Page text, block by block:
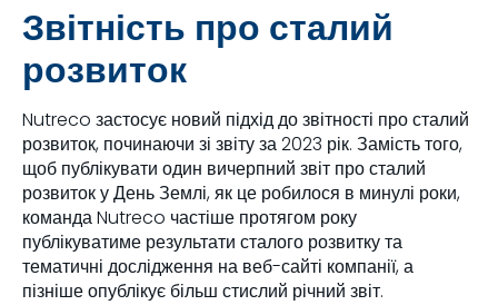
Звітність про сталий
розвиток
Nutreco застосує новий підхід до звітності про сталий
розвиток, починаючи зі звіту за 2023 рік. Замість того,
щоб публікувати один вичерпний звіт про сталий
розвиток у День Землі, як це робилося в минулі роки,
команда Nutreco частіше протягом року
публікуватиме результати сталого розвитку та
тематичні дослідження на веб-сайті компанії, а
пізніше опублікує більш стислий річний звіт.